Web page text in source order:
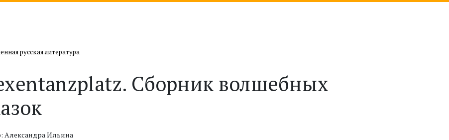
русская литература
Сборник волшебных
Александра Ильина